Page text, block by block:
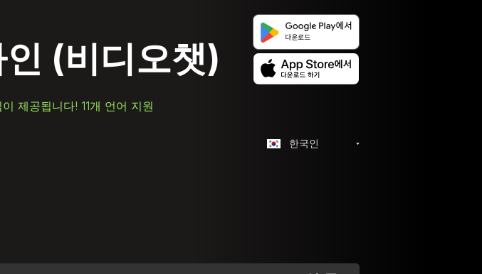
(비디오챗)
제공됩니다! 11개 언어 지원
한국인